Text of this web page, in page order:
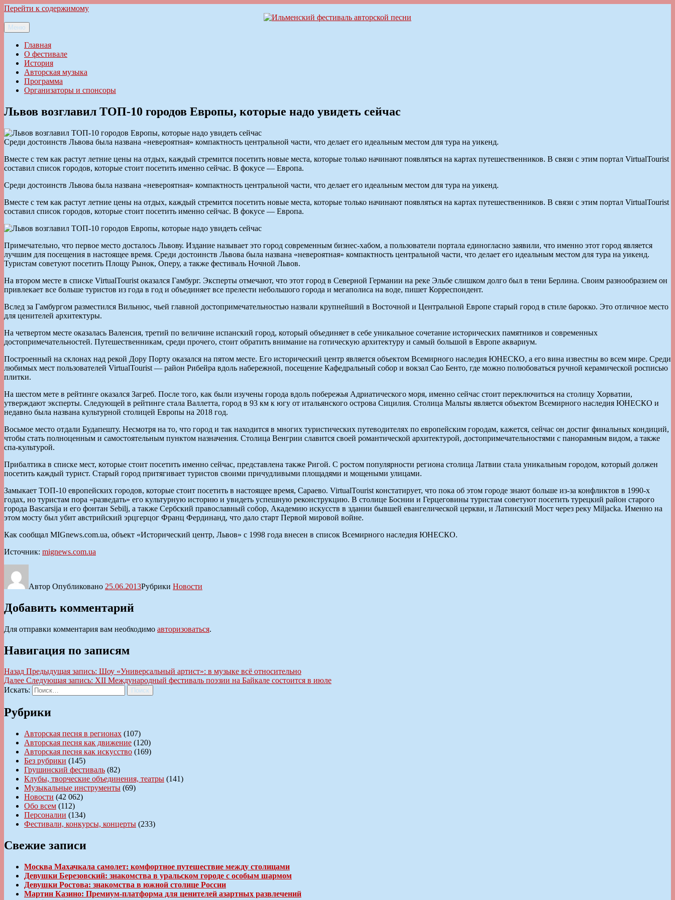
Перейти к содержимому
Ильменский фестиваль авторской песни
Меню
Главная
О фестивале
История
Авторская музыка
Программа
Организаторы и спонсоры
Львов возглавил ТОП-10 городов Европы, которые надо увидеть сейчас
Среди достоинств Львова была названа «невероятная» компактность центральной части, что делает его идеальным местом для тура на уикенд.
Вместе с тем как растут летние цены на отдых, каждый стремится посетить новые места, которые только начинают появляться на картах путешественников. В связи с этим портал VirtualTourist
составил список городов, которые стоит посетить именно сейчас. В фокусе — Европа.
Среди достоинств Львова была названа «невероятная» компактность центральной части, что делает его идеальным местом для тура на уикенд.
Вместе с тем как растут летние цены на отдых, каждый стремится посетить новые места, которые только начинают появляться на картах путешественников. В связи с этим портал VirtualTourist
составил список городов, которые стоит посетить именно сейчас. В фокусе — Европа.
Примечательно, что первое место досталось Львову. Издание называет это город современным бизнес-хабом, а пользователи портала единогласно заявили, что именно этот город является
лучшим для посещения в настоящее время. Среди достоинств Львова была названа «невероятная» компактность центральной части, что делает его идеальным местом для тура на уикенд.
Туристам советуют посетить Площу Рынок, Оперу, а также фестиваль Ночной Львов.
На втором месте в списке VirtualTourist оказался Гамбург. Эксперты отмечают, что этот город в Северной Германии на реке Эльбе слишком долго был в тени Берлина. Своим разнообразием он
привлекает все больше туристов из года в год и объединяет все прелести небольшого города и мегаполиса на воде, пишет Корреспондент.
Вслед за Гамбургом разместился Вильнюс, чьей главной достопримечательностью назвали крупнейший в Восточной и Центральной Европе старый город в стиле барокко. Это отличное место
для ценителей архитектуры.
На четвертом месте оказалась Валенсия, третий по величине испанский город, который объединяет в себе уникальное сочетание исторических памятников и современных
достопримечательностей. Путешественникам, среди прочего, стоит обратить внимание на готическую архитектуру и самый большой в Европе аквариум.
Построенный на склонах над рекой Дору Порту оказался на пятом месте. Его исторический центр является объектом Всемирного наследия ЮНЕСКО, а его вина известны во всем мире. Среди
любимых мест пользователей VirtualTourist — район Рибейра вдоль набережной, посещение Кафедральный собор и вокзал Сао Бенто, где можно полюбоваться ручной керамической росписью
плитки.
На шестом мете в рейтинге оказался Загреб. После того, как были изучены города вдоль побережья Адриатического моря, именно сейчас стоит переключиться на столицу Хорватии,
утверждают эксперты. Следующей в рейтинге стала Валлетта, город в 93 км к югу от итальянского острова Сицилия. Столица Мальты является объектом Всемирного наследия ЮНЕСКО и
недавно была названа культурной столицей Европы на 2018 год.
Восьмое место отдали Будапешту. Несмотря на то, что город и так находится в многих туристических путеводителях по европейским городам, кажется, сейчас он достиг финальных кондиций,
чтобы стать полноценным и самостоятельным пунктом назначения. Столица Венгрии славится своей романтической архитектурой, достопримечательностями с панорамным видом, а также
спа-культурой.
Прибалтика в списке мест, которые стоит посетить именно сейчас, представлена также Ригой. С ростом популярности региона столица Латвии стала уникальным городом, который должен
посетить каждый турист. Старый город притягивает туристов своими причудливыми площадями и мощеными улицами.
Замыкает ТОП-10 европейских городов, которые стоит посетить в настоящее время, Сараево. VirtualTourist констатирует, что пока об этом городе знают больше из-за конфликтов в 1990-х
годах, но туристам пора «разведать» его культурную историю и увидеть успешную реконструкцию. В столице Боснии и Герцеговины туристам советуют посетить турецкий район старого
города Bascarsija и его фонтан Sebilj, а также Сербский православный собор, Академию искусств в здании бывшей евангелической церкви, и Латинский Мост через реку Miljacka. Именно на
этом мосту был убит австрийский эрцгерцог Франц Фердинанд, что дало старт Первой мировой войне.
Как сообщал MIGnews.com.ua, объект «Исторический центр, Львов» с 1998 года внесен в список Всемирного наследия ЮНЕСКО.
Источник: mignews.com.ua
Автор Опубликовано 25.06.2013Рубрики Новости
Добавить комментарий
Для отправки комментария вам необходимо авторизоваться.
Навигация по записям
Назад Предыдущая запись: Шоу «Универсальный артист»: в музыке всё относительно
Далее Следующая запись: XII Международный фестиваль поэзии на Байкале состоится в июле
Искать:
Поиск
Рубрики
Авторская песня в регионах (107)
Авторская песня как движение (120)
Авторская песня как искусство (169)
Без рубрики (145)
Грушинский фестиваль (82)
Клубы, творческие объединения, театры (141)
Музыкальные инструменты (69)
Новости (42 062)
Обо всем (112)
Персоналии (134)
Фестивали, конкурсы, концерты (233)
Свежие записи
Москва Махачкала самолет: комфортное путешествие между столицами
Девушки Березовский: знакомства в уральском городе с особым шармом
Девушки Ростова: знакомства в южной столице России
Мартин Казино: Премиум-платформа для ценителей азартных развлечений